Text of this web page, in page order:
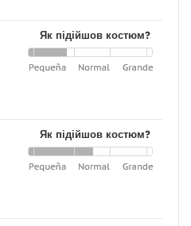
Як підійшов костюм?
Як підійшов костюм?